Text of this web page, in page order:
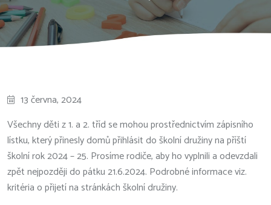
13 června, 2024
Všechny děti z 1. a 2. tříd se mohou prostřednictvím zápisního
lístku, který přinesly domů přihlásit do školní družiny na příští
školní rok 2024 – 25. Prosíme rodiče, aby ho vyplnili a odevzdali
zpět nejpozději do pátku 21.6.2024. Podrobné informace viz.
kritéria o přijetí na stránkách školní družiny.